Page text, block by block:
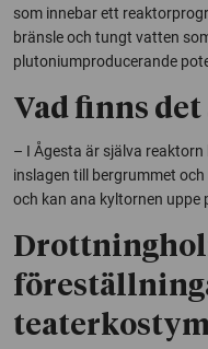
som innebar ett
bränsle och tungt vatten
plutoniumproducerande
Vad finns det
– I Ågesta är själva
inslagen till bergrummet
och kan ana kyltornen uppe